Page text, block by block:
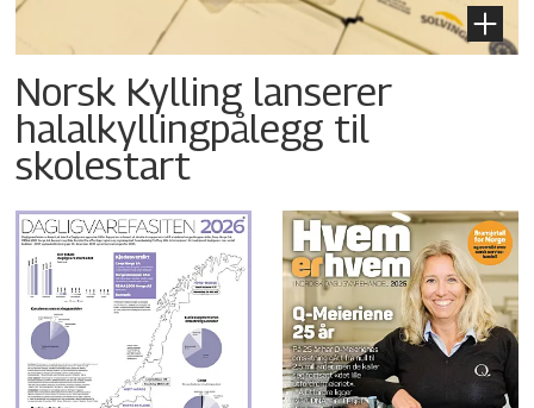
Norsk Kylling lanserer
halalkyllingpålegg til
skolestart